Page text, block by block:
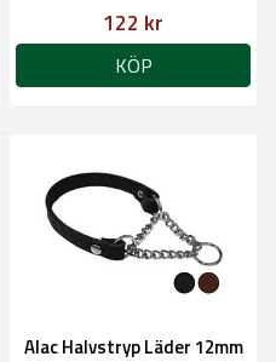
122 kr
KÖP
Alac Halvstryp Läder 12mm